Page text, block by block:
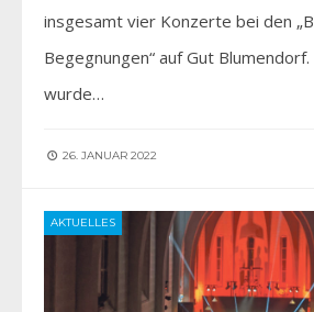
insgesamt vier Konzerte bei den
Begegnungen“ auf Gut
wurde…
26. JANUAR 2022
AKTUELLES